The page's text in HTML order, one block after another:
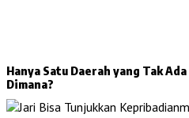
Hanya Satu Daerah yang Tak
Dimana?